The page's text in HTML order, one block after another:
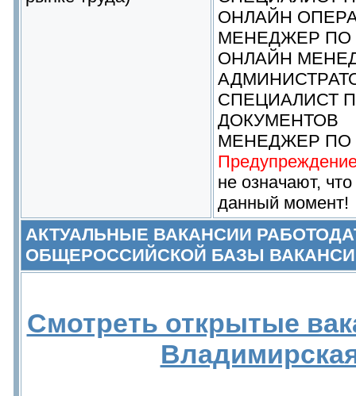
ОНЛАЙН
МЕНЕДЖЕР ПО
ОНЛАЙН
СПЕЦИАЛИСТ
ДОКУМЕНТОВ
МЕНЕДЖЕР ПО
не означают,
данный момент!
АКТУАЛЬНЫЕ ВАКАНСИИ
ОБЩЕРОССИЙСКОЙ БАЗЫ
Смотреть открытые